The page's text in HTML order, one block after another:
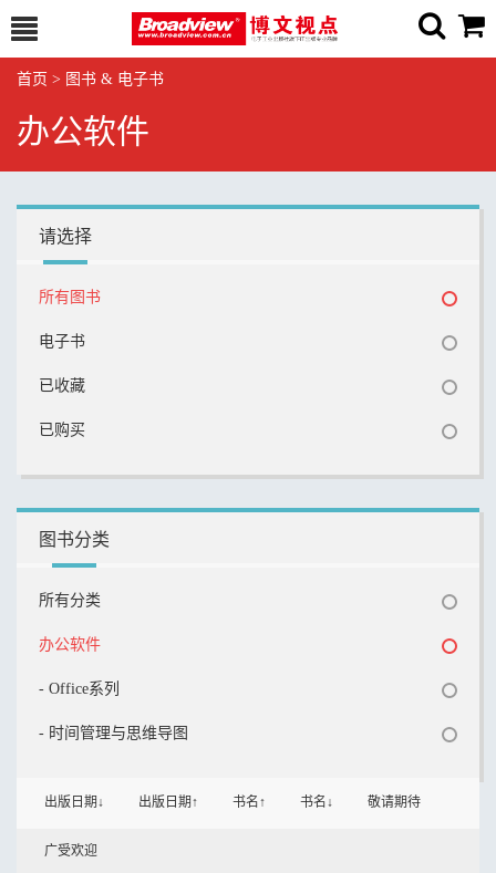
首页 > 图书 & 电子书
办公软件
请选择
所有图书
电子书
已收藏
已购买
图书分类
所有分类
办公软件
- Office系列
- 时间管理与思维导图
出版日期↓ 出版日期↑ 书名↑ 书名↓ 敬请期待
广受欢迎